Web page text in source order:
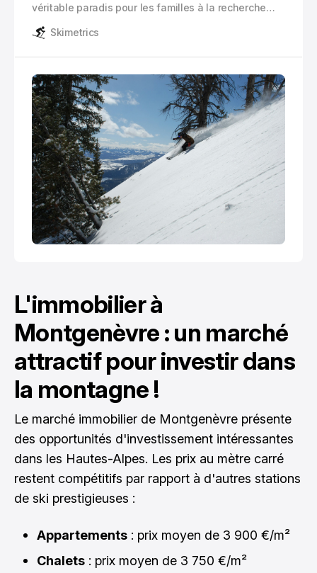
véritable paradis pour les familles à la recherche
1850 mètres d’altitude dans le massif de la Haute-
d’un village savoyard.
Skimetrics
L'immobilier à
Montgenèvre : un marché
attractif pour investir dans
la montagne !
Le marché immobilier de Montgenèvre présente
des opportunités d'investissement intéressantes
dans les Hautes-Alpes. Les prix au mètre carré
restent compétitifs par rapport à d'autres stations
de ski prestigieuses :
Appartements : prix moyen de 3 900 €/m²
Chalets : prix moyen de 3 750 €/m²